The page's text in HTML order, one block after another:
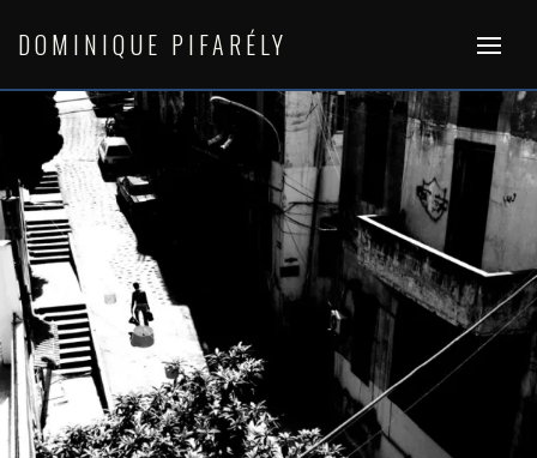
content
DOMINIQUE PIFARÉLY